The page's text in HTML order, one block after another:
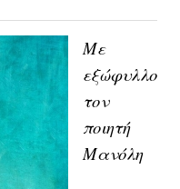
Με
εξώφυλλο
τον
ποιητή
Μανόλη